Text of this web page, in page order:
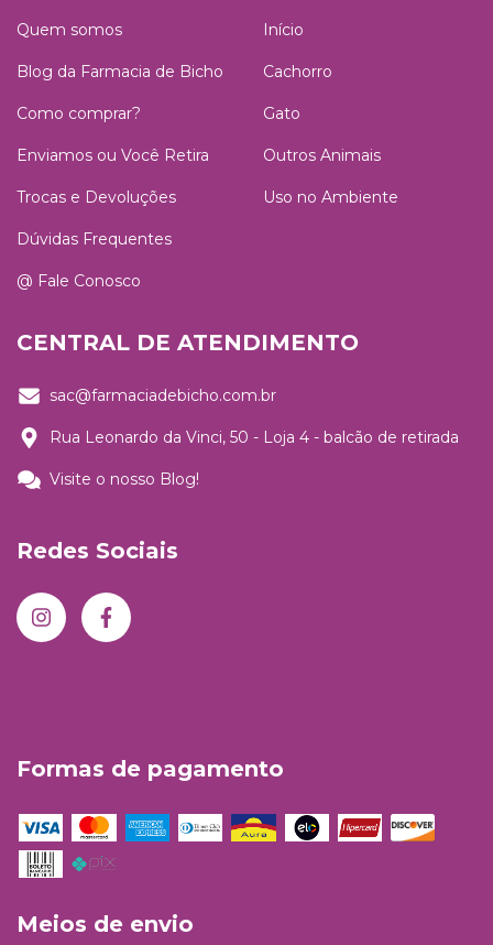
Quem somos
Blog da Farmacia de Bicho
Como comprar?
Enviamos ou Você Retira
Trocas e Devoluções
Dúvidas Frequentes
@ Fale Conosco
Início
Cachorro
Gato
Outros Animais
Uso no Ambiente
CENTRAL DE ATENDIMENTO
sac@farmaciadebicho.com.br
Rua Leonardo da Vinci, 50 - Loja 4 - balcão de retirada
Visite o nosso Blog!
Redes Sociais
Formas de pagamento
Meios de envio